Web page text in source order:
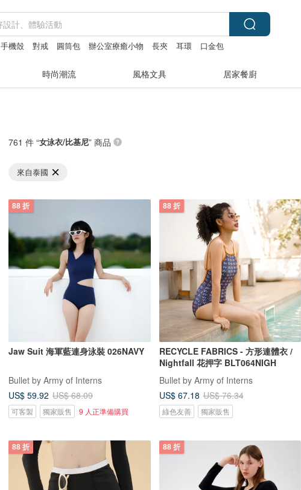
手機殼 對戒 圓筒包 辦公室療癒小物 長夾 耳環 口金包
時尚潮流 風格文具 居家餐廚
761 件 “女泳衣/比基尼” 商品
來自泰國
88 折
Jaw Suit 海軍藍連身泳裝 026NAVY
Bullet by Army of Interns
US$ 59.92 US$ 68.09
可客製 獨家販售 9 人正準備購買
88 折
RECYCLE FABRICS - 方形連體衣 /
Nightfall 花押字 BLT064NIGH
Bullet by Army of Interns
US$ 67.18 US$ 76.34
綠色友善 獨家販售
88 折 88 折